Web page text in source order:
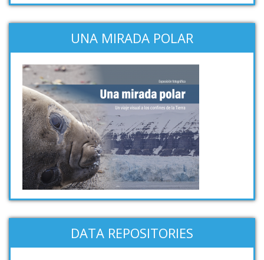
UNA MIRADA POLAR
DATA REPOSITORIES